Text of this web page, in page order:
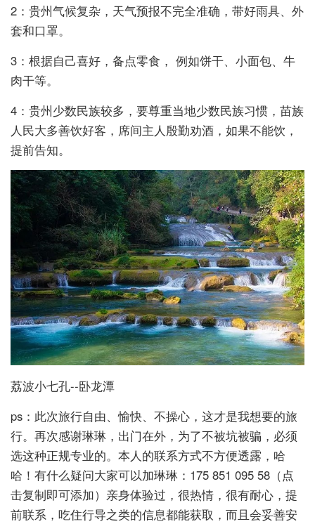
2：贵州气候复杂，天气预报不完全准确，带好雨具、外
套和口罩。
3：根据自己喜好，备点零食， 例如饼干、小面包、牛
肉干等。
4：贵州少数民族较多，要尊重当地少数民族习惯，苗族
人民大多善饮好客，席间主人殷勤劝酒，如果不能饮，
提前告知。
荔波小七孔--卧龙潭
ps：此次旅行自由、愉快、不操心，这才是我想要的旅
行。再次感谢琳琳，出门在外，为了不被坑被骗，必须
选这种正规专业的。本人的联系方式不方便透露，哈
哈！有什么疑问大家可以加琳琳：175 851 095 58（点
击复制即可添加）亲身体验过，很热情，很有耐心，提
前联系，吃住行导之类的信息都能获取，而且会妥善安